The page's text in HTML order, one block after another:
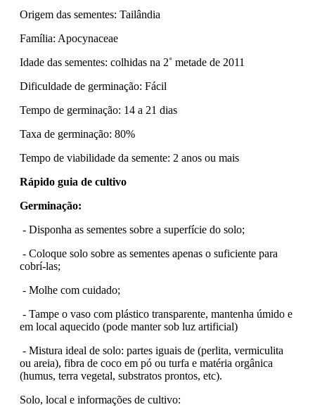
Origem das sementes: Tailândia
Família: Apocynaceae
Idade das sementes: colhidas na 2˚ metade de 2011
Dificuldade de germinação: Fácil
Tempo de germinação: 14 a 21 dias
Taxa de germinação: 80%
Tempo de viabilidade da semente: 2 anos ou mais
Rápido guia de cultivo
Germinação:
- Disponha as sementes sobre a superfície do solo;
- Coloque solo sobre as sementes apenas o suficiente para
cobrí-las;
- Molhe com cuidado;
- Tampe o vaso com plástico transparente, mantenha úmido e
em local aquecido (pode manter sob luz artificial)
- Mistura ideal de solo: partes iguais de (perlita, vermiculita
ou areia), fibra de coco em pó ou turfa e matéria orgânica
(humus, terra vegetal, substratos prontos, etc).
Solo, local e informações de cultivo: